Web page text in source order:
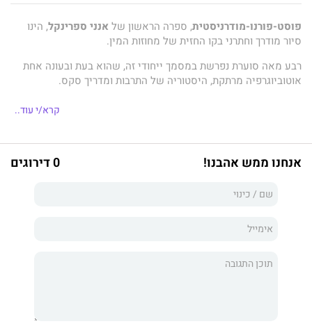
פוסט-פורנו-מודרניסטית, ספרה הראשון שלאנני ספרינקל, הינו
סיור מודרך וחתרני בקו החזית של מחוזות המין.
רבע מאה סוערת נפרשת במסמך ייחודי זה, שהוא בעת ובעונה אחת
אוטוביוגרפיה מרתקת, היסטוריה של התרבות ומדריך סקס.
ומפוחדת מבנים, דרך 25 שנים של עיסוק פרובוקטיבי בזנות כביטוי
אמנותי, ועד לטרנספורמציה המוחלטת שלה כמורה רוחנית וכמרפאה
בפני קהל במדינות רבות בעולם.
קרא/י עוד..
אנחנו ממש אהבנו! 0 דירוגים